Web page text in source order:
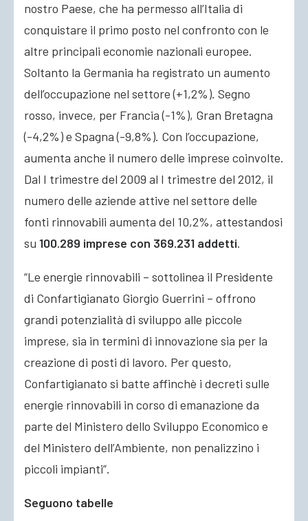
nostro Paese, che ha permesso all’Italia di
conquistare il primo posto nel confronto con le
altre principali economie nazionali europee.
Soltanto la Germania ha registrato un aumento
dell’occupazione nel settore (+1,2%). Segno
rosso, invece, per Francia (-1%), Gran Bretagna
(-4,2%) e Spagna (-9,8%). Con l’occupazione,
aumenta anche il numero delle imprese coinvolte.
Dal I trimestre del 2009 al I trimestre del 2012, il
numero delle aziende attive nel settore delle
fonti rinnovabili aumenta del 10,2%, attestandosi
su 100.289 imprese con 369.231 addetti.
“Le energie rinnovabili – sottolinea il Presidente
di Confartigianato Giorgio Guerrini – offrono
grandi potenzialità di sviluppo alle piccole
imprese, sia in termini di innovazione sia per la
creazione di posti di lavoro. Per questo,
Confartigianato si batte affinchè i decreti sulle
energie rinnovabili in corso di emanazione da
parte del Ministero dello Sviluppo Economico e
del Ministero dell’Ambiente, non penalizzino i
piccoli impianti”.
Seguono tabelle